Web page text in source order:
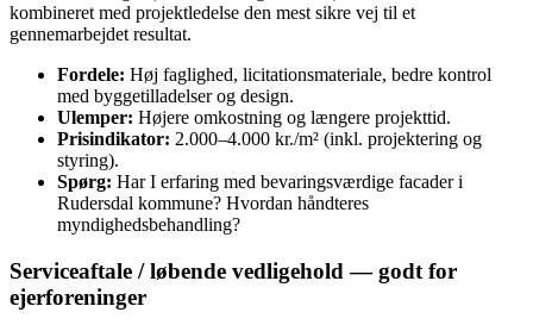
kombineret med projektledelse den mest sikre vej til et
gennemarbejdet resultat.
Fordele: Høj faglighed, licitationsmateriale, bedre kontrol
med byggetilladelser og design.
Ulemper: Højere omkostning og længere projekttid.
Prisindikator: 2.000–4.000 kr./m² (inkl. projektering og
styring).
Spørg: Har I erfaring med bevaringsværdige facader i
Rudersdal kommune? Hvordan håndteres
myndighedsbehandling?
Serviceaftale / løbende vedligehold — godt for
ejerforeninger